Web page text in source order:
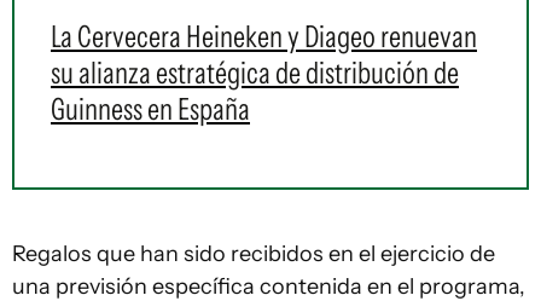
La Cervecera Heineken y Diageo renuevan
su alianza estratégica de distribución de
Guinness en España
Regalos que han sido recibidos en el ejercicio de
una previsión específica contenida en el programa,